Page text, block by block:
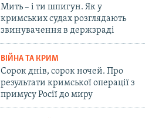
Мить – і ти шпигун. Як у
кримських судах розглядають
звинувачення в держзраді
ВІЙНА ТА КРИМ
Сорок днів, сорок ночей. Про
результати кримської операції з
примусу Росії до миру